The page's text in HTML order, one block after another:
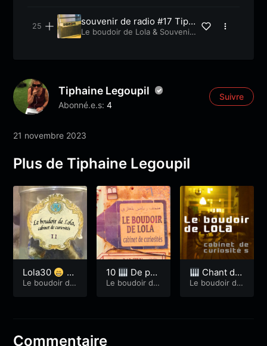
souvenir de radio #17 Tiph
aine – Nicolas Hulot sur Fr
Le boudoir de Lola & Souvenir
Tiphaine Legoupil
Abonné.e.s: 4
Suivre
21 novembre 2023
Plus de Tiphaine Legoupil
Lola30
Cr
êpes et cos
Le boudoir de
10
De par
tout
Le boudoir de
Chant de
femmes – Lo
Le boudoir de
Commentaire